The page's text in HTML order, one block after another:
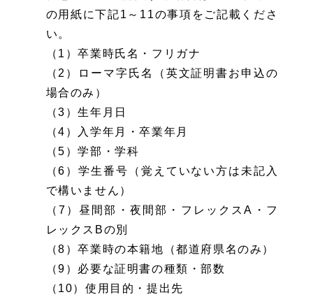
の用紙に下記1～11の事項をご記載くださ
い。
（1）卒業時氏名・フリガナ
（2）ローマ字氏名（英文証明書お申込の
場合のみ）
（3）生年月日
（4）入学年月・卒業年月
（5）学部・学科
（6）学生番号（覚えていない方は未記入
で構いません）
（7）昼間部・夜間部・フレックスA・フ
レックスBの別
（8）卒業時の本籍地（都道府県名のみ）
（9）必要な証明書の種類・部数
（10）使用目的・提出先